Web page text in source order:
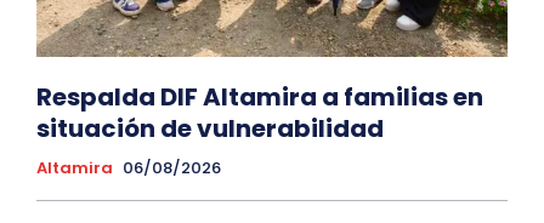
Respalda DIF Altamira a familias en
situación de vulnerabilidad
Altamira 06/08/2026